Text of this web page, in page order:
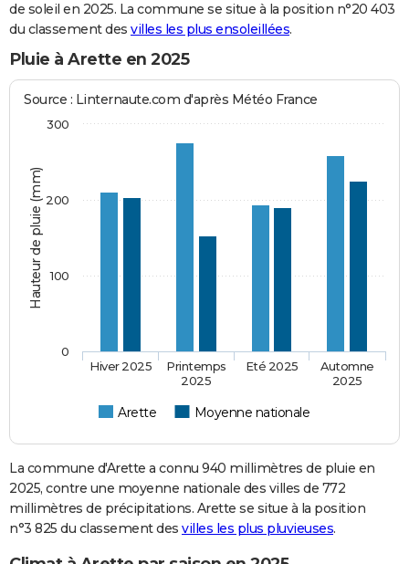
de soleil en 2025. La commune se situe à la position n°20 403
du classement des villes les plus ensoleillées.
Pluie à Arette en 2025
Hauteur de pluie (mm)
Source : Linternaute.com d'après Météo France
Arette Moyenne nationale
Hiver 2025
Printemps
2025
Eté 2025
Automne
2025
0
100
200
300
La commune d'Arette a connu 940 millimètres de pluie en
2025, contre une moyenne nationale des villes de 772
millimètres de précipitations. Arette se situe à la position
n°3 825 du classement des villes les plus pluvieuses.